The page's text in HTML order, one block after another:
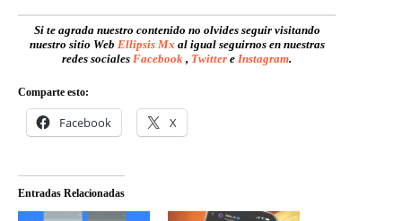
Si te agrada nuestro contenido no olvides seguir visitando
nuestro sitio Web Ellipsis Mx al igual seguirnos en nuestras
redes sociales Facebook , Twitter e Instagram.
Comparte esto:
Facebook X
Entradas Relacionadas